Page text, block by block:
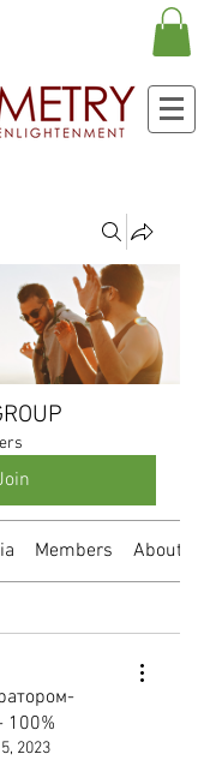
Members About
100%
2023